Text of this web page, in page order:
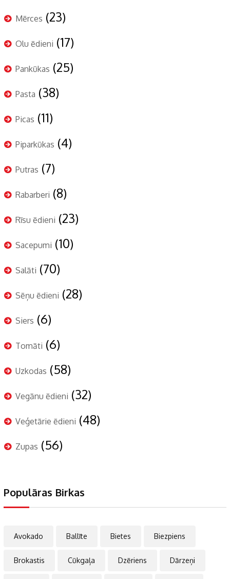
Mērces (23)
Olu ēdieni (17)
Pankūkas (25)
Pasta (38)
Picas (11)
Piparkūkas (4)
Putras (7)
Rabarberi (8)
Rīsu ēdieni (23)
Sacepumi (10)
Salāti (70)
Sēņu ēdieni (28)
Siers (6)
Tomāti (6)
Uzkodas (58)
Vegānu ēdieni (32)
Veģetārie ēdieni (48)
Zupas (56)
Populāras Birkas
Avokado Ballīte Bietes Biezpiens
Brokastis Cūkgaļa Dzēriens Dārzeņi